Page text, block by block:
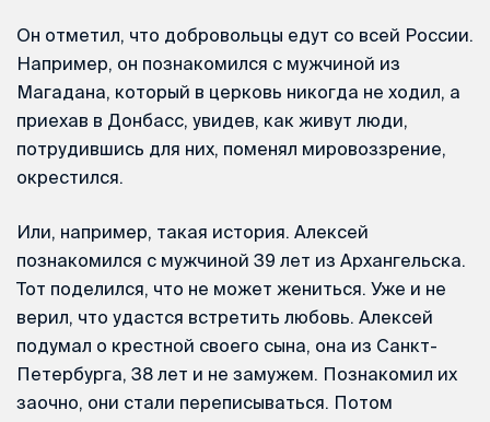
Он отметил, что добровольцы едут со всей России.
Например, он познакомился с мужчиной из
Магадана, который в церковь никогда не ходил, а
приехав в Донбасс, увидев, как живут люди,
потрудившись для них, поменял мировоззрение,
окрестился.
Или, например, такая история. Алексей
познакомился с мужчиной 39 лет из Архангельска.
Тот поделился, что не может жениться. Уже и не
верил, что удастся встретить любовь. Алексей
подумал о крестной своего сына, она из Санкт-
Петербурга, 38 лет и не замужем. Познакомил их
заочно, они стали переписываться. Потом